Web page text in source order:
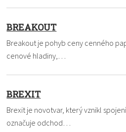
BREAKOUT
Breakout je pohyb ceny cenného
cenové hladiny,…
BREXIT
Brexit je novotvar, který vznikl
označuje odchod…